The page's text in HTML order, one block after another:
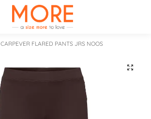
CARPEVER FLARED PANTS JRS NOOS